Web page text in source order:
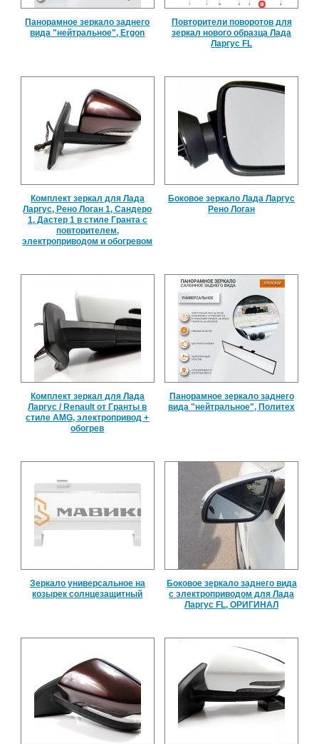
Панорамное зеркало заднего
вида "нейтральное", Ergon
Повторители поворотов для
зеркал нового образца Лада
Ларгус FL
Комплект зеркал для Лада
Ларгус, Рено Логан 1, Сандеро
1, Дастер 1 в стиле Гранта с
повторителем,
электроприводом и обогревом
Боковое зеркало Лада Ларгус
Рено Логан
Комплект зеркал для Лада
Ларгус / Renault от Гранты в
стиле AMG, электропривод +
обогрев
Панорамное зеркало заднего
вида "нейтральное", Политех
Зеркало универсальное на
козырек солнцезащитный
Боковое зеркало заднего вида
с электроприводом для Лада
Ларгус FL, ОРИГИНАЛ